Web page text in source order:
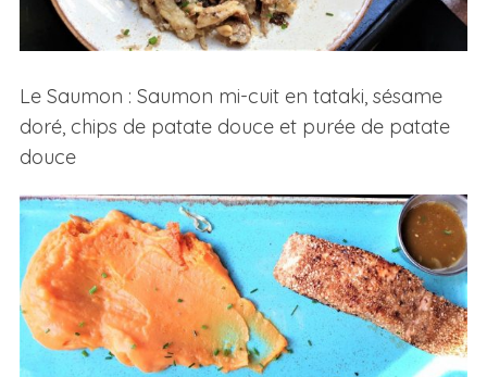
Le Saumon : Saumon mi-cuit en tataki, sésame
doré, chips de patate douce et purée de patate
douce